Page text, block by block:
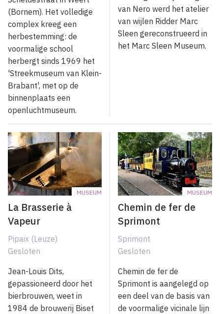
(Bornem). Het volledige
complex kreeg een
herbestemming: de
voormalige school
herbergt sinds 1969 het
'Streekmuseum van Klein-
Brabant', met op de
binnenplaats een
openluchtmuseum.
van Nero werd het atelier
van wijlen Ridder Marc
Sleen gereconstrueerd in
het Marc Sleen Museum.
MUSEUM
La Brasserie à
Vapeur
Pipaix (Leuze)
Gesloten
Jean-Louis Dits,
gepassioneerd door het
bierbrouwen, weet in
1984 de brouwerij Biset
MUSEUM
Chemin de fer de
Sprimont
Sprimont
Gesloten
Chemin de fer de
Sprimont is aangelegd op
een deel van de basis van
de voormalige vicinale lijn